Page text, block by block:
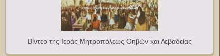
Βίντεο της Ιεράς Μητροπόλεως Θηβών και Λεβαδείας